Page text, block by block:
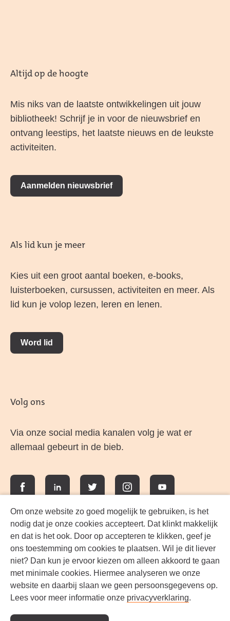
Om onze website zo goed mogelijk te gebruiken, is het
nodig dat je onze cookies accepteert. Dat klinkt makkelijk
en dat is het ook. Door op accepteren te klikken, geef je
ons toestemming om cookies te plaatsen. Wil je dit liever
niet? Dan kun je ervoor kiezen om alleen akkoord te gaan
met minimale cookies. Hiermee analyseren we onze
website en daarbij slaan we geen persoonsgegevens op.
Lees voor meer informatie onze privacyverklaring.
Altijd op de hoogte
Mis niks van de laatste ontwikkelingen uit jouw
bibliotheek! Schrijf je in voor de nieuwsbrief en
ontvang leestips, het laatste nieuws en de leukste
activiteiten.
Aanmelden nieuwsbrief
Als lid kun je meer
Kies uit een groot aantal boeken, e-books,
luisterboeken, cursussen, activiteiten en meer. Als
lid kun je volop lezen, leren en lenen.
Word lid
Volg ons
Via onze social media kanalen volg je wat er
allemaal gebeurt in de bieb.
FacebookLinkedIn Twitter InstagramYouTube
Werken bij FlevoMeer Bibliotheek